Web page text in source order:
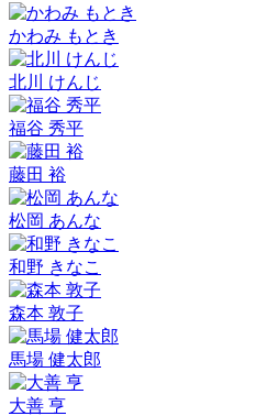
かわみ もとき
北川 けんじ
福谷 秀平
藤田 裕
松岡 あんな
和野 きなこ
森本 敦子
馬場 健太郎
大善 亨